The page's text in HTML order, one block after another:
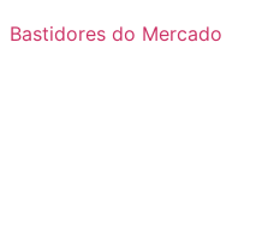
Bastidores do Mercado